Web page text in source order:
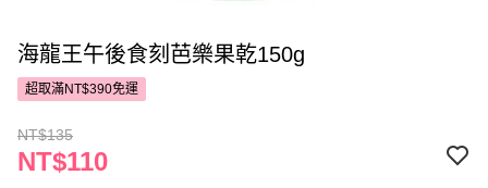
海龍王午後食刻芭樂果乾150g
超取滿NT$390免運
NT$135
NT$110